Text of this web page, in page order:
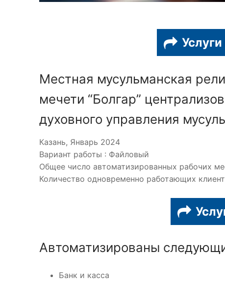
Местная мусульманская
мечети “Болгар”
духовного управления
Казань, Январь 2024
Вариант работы : Файловый
Общее число автоматизированных рабочих
Количество одновременно работающих
Автоматизированы
Банк и касса